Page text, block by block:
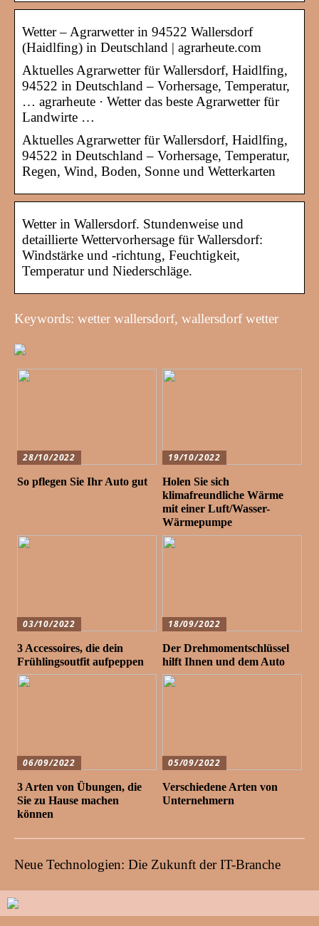
Wetter – Agrarwetter in 94522 Wallersdorf
(Haidlfing) in Deutschland | agrarheute.com
Aktuelles Agrarwetter für Wallersdorf, Haidlfing,
94522 in Deutschland – Vorhersage, Temperatur,
… agrarheute · Wetter das beste Agrarwetter für
Landwirte …
Aktuelles Agrarwetter für Wallersdorf, Haidlfing,
94522 in Deutschland – Vorhersage, Temperatur,
Regen, Wind, Boden, Sonne und Wetterkarten
Wetter in Wallersdorf. Stundenweise und
detaillierte Wettervorhersage für Wallersdorf:
Windstärke und -richtung, Feuchtigkeit,
Temperatur und Niederschläge.
Keywords: wetter wallersdorf, wallersdorf wetter
28/10/2022
So pflegen Sie Ihr Auto gut
19/10/2022
Holen Sie sich
klimafreundliche Wärme
mit einer Luft/Wasser-
Wärmepumpe
03/10/2022
3 Accessoires, die dein
Frühlingsoutfit aufpeppen
18/09/2022
Der Drehmomentschlüssel
hilft Ihnen und dem Auto
06/09/2022
3 Arten von Übungen, die
Sie zu Hause machen
können
05/09/2022
Verschiedene Arten von
Unternehmern
Neue Technologien: Die Zukunft der IT-Branche